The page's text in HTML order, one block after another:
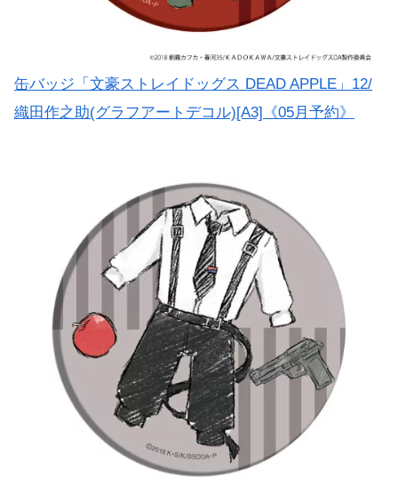
缶バッジ「文豪ストレイドッグス DEAD APPLE」12/
織田作之助(グラフアートデコル)[A3]《05月予約》